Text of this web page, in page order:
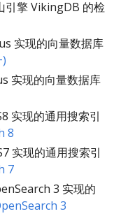
引擎 VikingDB 的检
实现的向量数据库
实现的向量数据库
实现的通用搜索引
8
实现的通用搜索引
7
3 实现的
3